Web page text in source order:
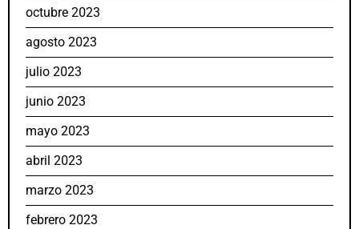
octubre 2023
agosto 2023
julio 2023
junio 2023
mayo 2023
abril 2023
marzo 2023
febrero 2023